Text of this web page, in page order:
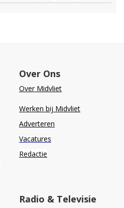
Over Ons
Over Midvliet
Werken bij Midvliet
Adverteren
Vacatures
Redactie
Radio & Televisie